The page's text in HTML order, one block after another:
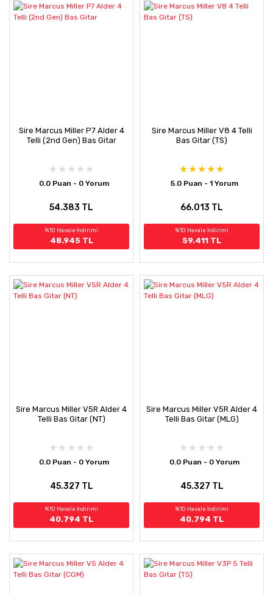
Sire Marcus Miller P7 Alder 4
Telli (2nd Gen) Bas Gitar
0.0 Puan - 0 Yorum
54.383 TL
%10 Havale İndirimi
48.945 TL
Sire Marcus Miller V8 4 Telli
Bas Gitar (TS)
5.0 Puan - 1 Yorum
66.013 TL
%10 Havale İndirimi
59.411 TL
Sire Marcus Miller V5R Alder 4
Telli Bas Gitar (NT)
0.0 Puan - 0 Yorum
45.327 TL
%10 Havale İndirimi
40.794 TL
Sire Marcus Miller V5R Alder 4
Telli Bas Gitar (MLG)
0.0 Puan - 0 Yorum
45.327 TL
%10 Havale İndirimi
40.794 TL